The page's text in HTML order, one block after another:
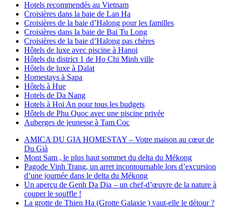
Hotels recommendés au Vietnam
Croisières dans la baie de Lan Ha
Croisières de la baie d’Halong pour les familles
Croisières dans la baie de Bai Tu Long
Croisières de la baie d’Halong pas chères
Hôtels de luxe avec piscine à Hanoi
Hôtels du district 1 de Ho Chi Minh ville
Hôtels de luxe à Dalat
Homestays à Sapa
Hôtels à Hue
Hotels de Da Nang
Hotels à Hoi An pour tous les budgets
Hôtels de Phu Quoc avec une piscine privée
Auberges de jeunesse à Tam Coc
AMICA DU GIA HOMESTAY – Votre maison au cœur de
Du Già
Mont Sam , le plus haut sommet du delta du Mékong
Pagode Vinh Trang, un arret incontournable lors d’excursion
d’une journée dans le delta du Mékong
Un aperçu de Genh Da Dia – un chef-d’œuvre de la nature à
couper le souffle !
La grotte de Thien Ha (Grotte Galaxie ) vaut-elle le détour ?